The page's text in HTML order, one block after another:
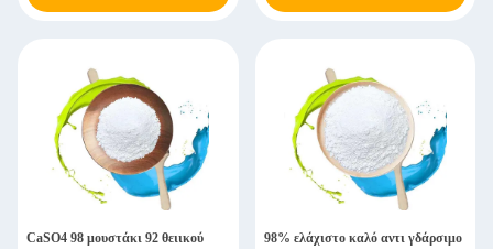
CaSO4 98 μουστάκι 92 θειικού
98% ελάχιστο καλό αντι γδάρσιμο